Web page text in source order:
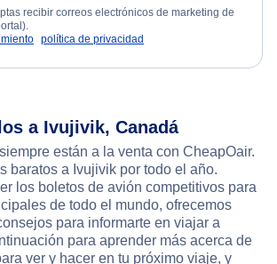
recibir correos electrónicos de marketing de
política de privacidad
a Ivujivik, Canadá
están a la venta con CheapOair.
baratos a Ivujivik por todo el año.
los boletos de avión competitivos para
de todo el mundo, ofrecemos
para informarte en viajar a
para aprender más acerca de
ver y hacer en tu próximo viaje, y